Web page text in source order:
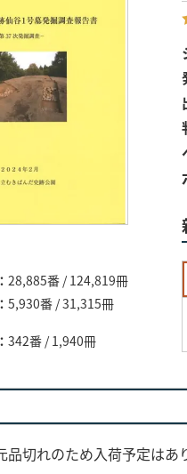
28,885番 / 124,819冊
5,930番 / 31,315冊
342番 / 1,940冊
切れのため入荷予定はあ